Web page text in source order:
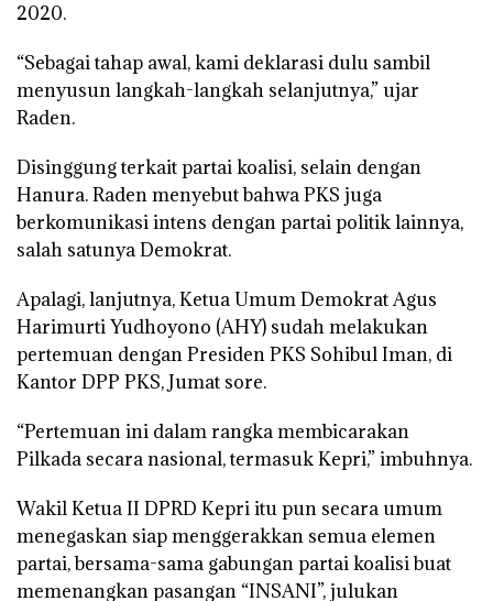
2020.
“Sebagai tahap awal, kami deklarasi dulu sambil
menyusun langkah-langkah selanjutnya,” ujar
Raden.
Disinggung terkait partai koalisi, selain dengan
Hanura. Raden menyebut bahwa PKS juga
berkomunikasi intens dengan partai politik lainnya,
salah satunya Demokrat.
Apalagi, lanjutnya, Ketua Umum Demokrat Agus
Harimurti Yudhoyono (AHY) sudah melakukan
pertemuan dengan Presiden PKS Sohibul Iman, di
Kantor DPP PKS, Jumat sore.
“Pertemuan ini dalam rangka membicarakan
Pilkada secara nasional, termasuk Kepri,” imbuhnya.
Wakil Ketua II DPRD Kepri itu pun secara umum
menegaskan siap menggerakkan semua elemen
partai, bersama-sama gabungan partai koalisi buat
memenangkan pasangan “INSANI”, julukan